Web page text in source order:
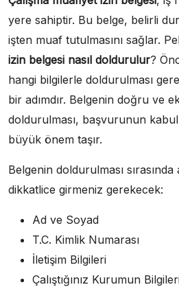
yere sahiptir. Bu belge, belirli
işten muaf tutulmasını sağlar.
izin belgesi nasıl doldurulur?
hangi bilgilerle doldurulması
bir adımdır. Belgenin doğru ve
doldurulması, başvurunun kabul
büyük önem taşır.
Belgenin doldurulması sırasında
dikkatlice girmeniz gerekecek:
Ad ve Soyad
T.C. Kimlik Numarası
İletişim Bilgileri
Çalıştığınız Kurumun